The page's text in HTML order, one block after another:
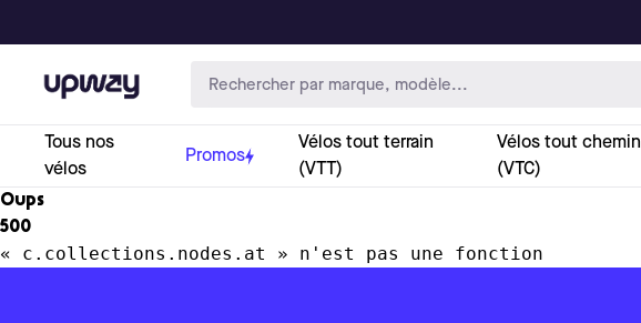
Upway
Tous nos
vélos
Promos
Vélos tout terrain
(VTT)
Vélos tout chemin
(VTC)
Oups
500
« c.collections.nodes.at » n'est pas une fonction